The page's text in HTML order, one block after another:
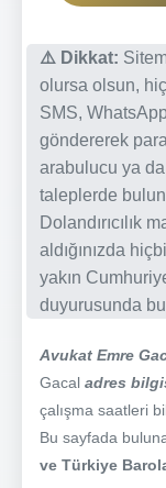
⚠️ Dikkat:
olursa olsun,
SMS,
göndererek
arabulucu ya
taleplerde
Dolandırıcılık
aldığınızda
yakın
duyurusunda
Avukat Emre
Gacal adres
çalışma saatleri
Bu sayfada
ve Türkiye